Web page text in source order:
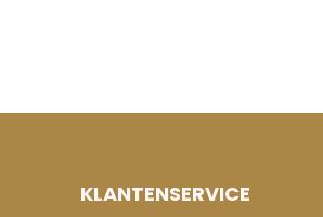
KLANTENSERVICE